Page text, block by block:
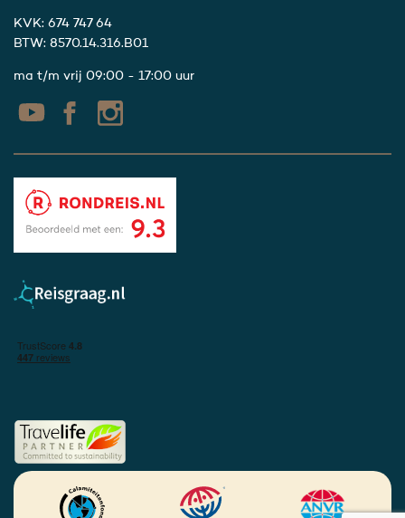
KVK: 674 747 64
BTW: 8570.14.316.B01
ma t/m vrij 09:00 - 17:00 uur